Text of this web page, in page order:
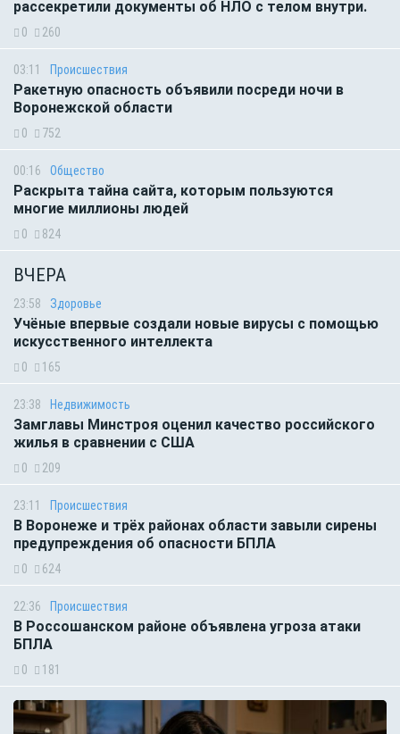
рассекретили документы об НЛО с телом внутри.
0 260
03:11 Происшествия
Ракетную опасность объявили посреди ночи в
Воронежской области
0 752
00:16 Общество
Раскрыта тайна сайта, которым пользуются
многие миллионы людей
0 824
ВЧЕРА
23:58 Здоровье
Учёные впервые создали новые вирусы с помощью
искусственного интеллекта
0 165
23:38 Недвижимость
Замглавы Минстроя оценил качество российского
жилья в сравнении с США
0 209
23:11 Происшествия
В Воронеже и трёх районах области завыли сирены
предупреждения об опасности БПЛА
0 624
22:36 Происшествия
В Россошанском районе объявлена угроза атаки
БПЛА
0 181